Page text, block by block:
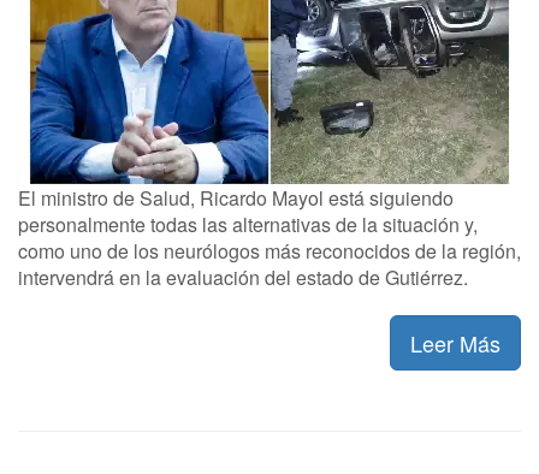
El ministro de Salud, Ricardo Mayol está siguiendo
personalmente todas las alternativas de la situación y,
como uno de los neurólogos más reconocidos de la región,
intervendrá en la evaluación del estado de Gutiérrez.
Leer Más